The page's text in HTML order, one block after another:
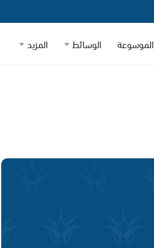
الموسوعة الوسائط المزيد